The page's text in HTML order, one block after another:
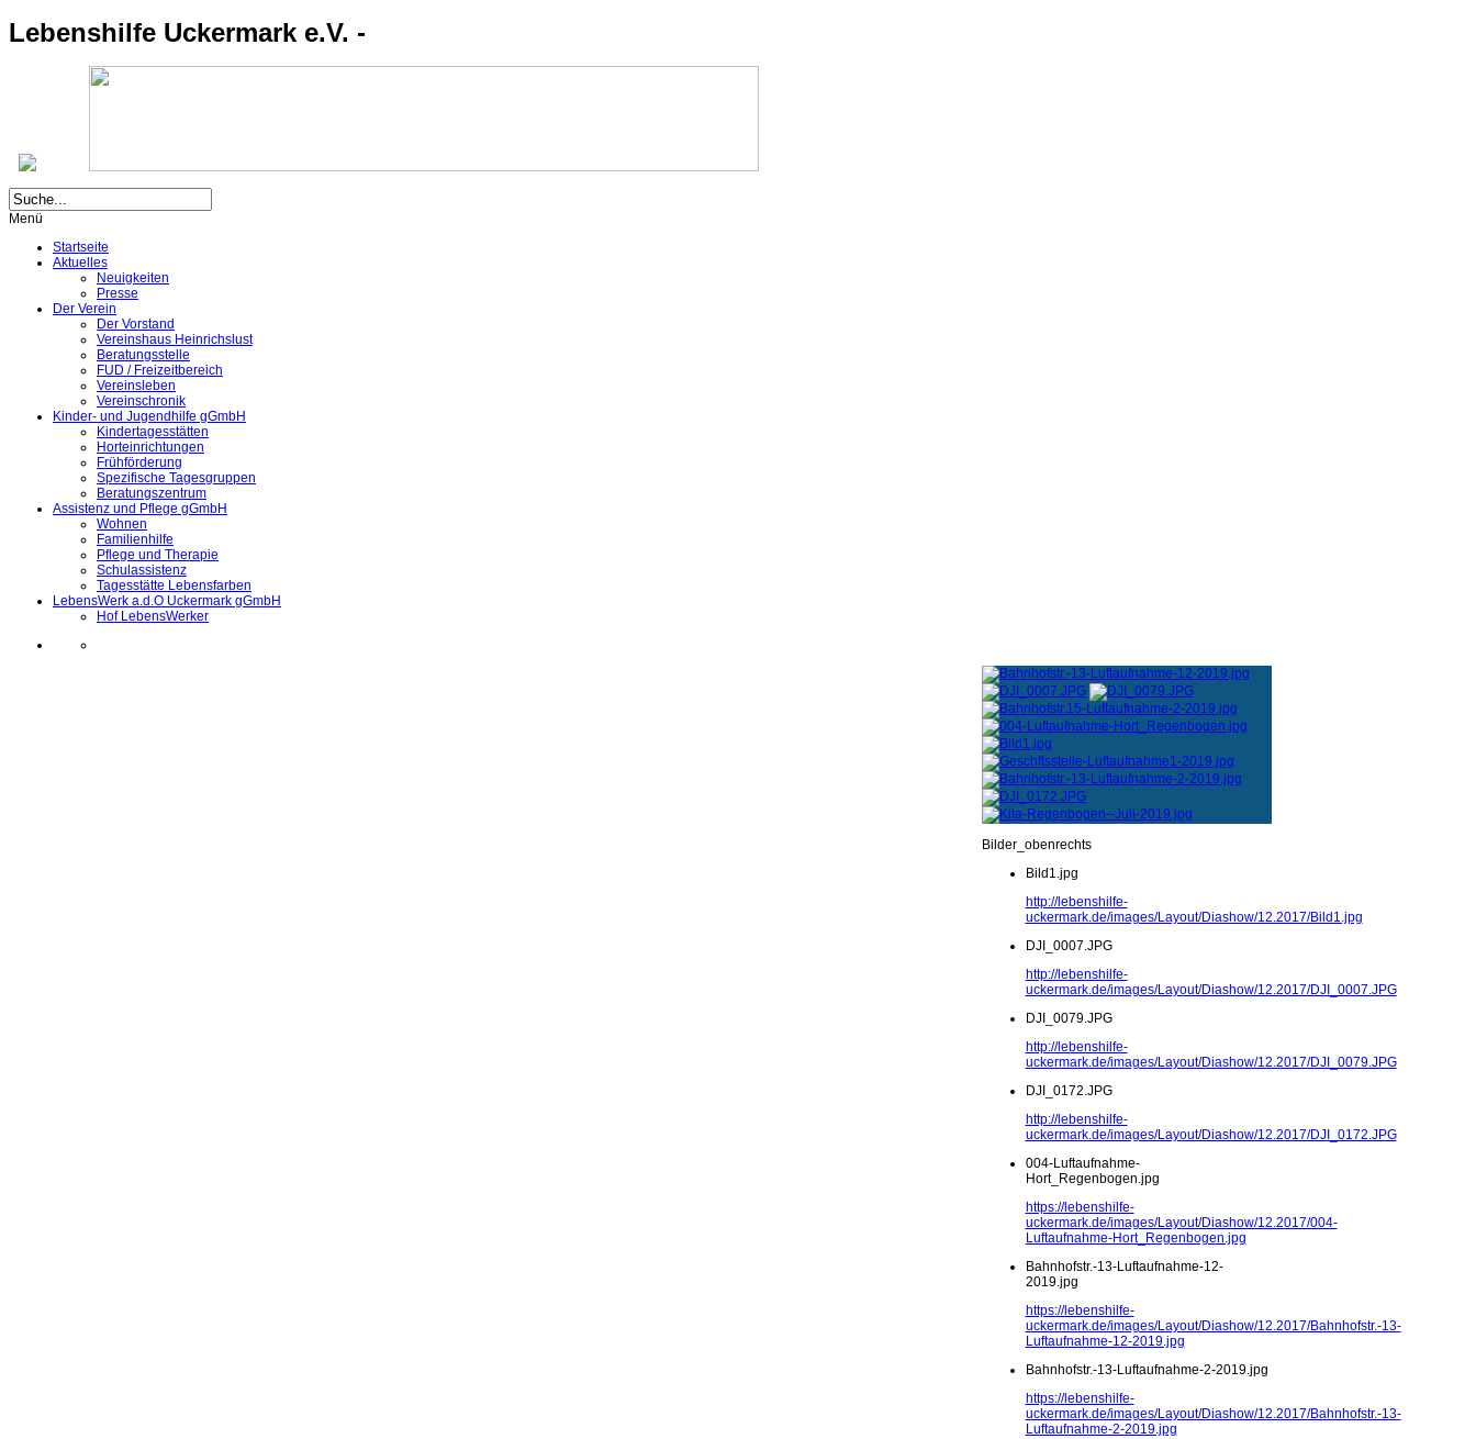
Lebenshilfe Uckermark e.V. -
Menü
Startseite
Aktuelles
Neuigkeiten
Presse
Der Verein
Der Vorstand
Vereinshaus Heinrichslust
Beratungsstelle
FUD / Freizeitbereich
Vereinsleben
Vereinschronik
Kinder- und Jugendhilfe gGmbH
Kindertagesstätten
Horteinrichtungen
Frühförderung
Spezifische Tagesgruppen
Beratungszentrum
Assistenz und Pflege gGmbH
Wohnen
Familienhilfe
Pflege und Therapie
Schulassistenz
Tagesstätte Lebensfarben
LebensWerk a.d.O Uckermark gGmbH
Hof LebensWerker
Bilder_obenrechts
Bild1.jpg
http://lebenshilfe-
uckermark.de/images/Layout/Diashow/12.2017/Bild1.jpg
DJI_0007.JPG
http://lebenshilfe-
uckermark.de/images/Layout/Diashow/12.2017/DJI_0007.JPG
DJI_0079.JPG
http://lebenshilfe-
uckermark.de/images/Layout/Diashow/12.2017/DJI_0079.JPG
DJI_0172.JPG
http://lebenshilfe-
uckermark.de/images/Layout/Diashow/12.2017/DJI_0172.JPG
004-Luftaufnahme-
Hort_Regenbogen.jpg
https://lebenshilfe-
uckermark.de/images/Layout/Diashow/12.2017/004-
Luftaufnahme-Hort_Regenbogen.jpg
Bahnhofstr.-13-Luftaufnahme-12-
2019.jpg
https://lebenshilfe-
uckermark.de/images/Layout/Diashow/12.2017/Bahnhofstr.-13-
Luftaufnahme-12-2019.jpg
Bahnhofstr.-13-Luftaufnahme-2-2019.jpg
https://lebenshilfe-
uckermark.de/images/Layout/Diashow/12.2017/Bahnhofstr.-13-
Luftaufnahme-2-2019.jpg